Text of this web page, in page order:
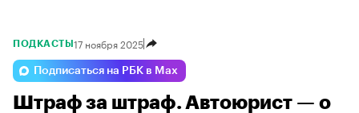
ПОДКАСТЫ 17 ноября 2025
Подписаться на РБК в Max
Штраф за штраф. Автоюрист — о